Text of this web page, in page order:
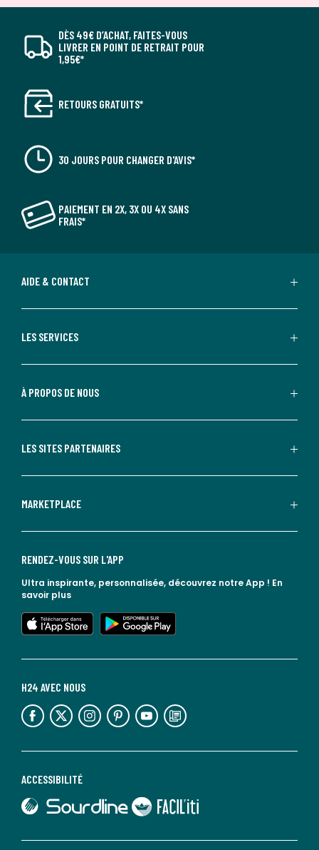
DÈS 49€ D’ACHAT, FAITES-VOUS
LIVRER EN POINT DE RETRAIT POUR
1,95€*
RETOURS GRATUITS*
30 JOURS POUR CHANGER D'AVIS*
PAIEMENT EN 2X, 3X OU 4X SANS
FRAIS*
AIDE & CONTACT
LES SERVICES
À PROPOS DE NOUS
LES SITES PARTENAIRES
MARKETPLACE
ACCESSIBILITÉ
lien vers Sourdline
lien vers Faciliti
H24 AVEC NOUS
lien vers l'espace réseaux sociaux lien vers l'espace réseaux sociaux lien vers l'espace réseaux sociaux lien vers l'espace réseaux sociaux lien vers l'espace réseaux sociaux lien vers le blog la redoute
RENDEZ-VOUS SUR L'APP
Ultra inspirante, personnalisée, découvrez notre App ! En
savoir plus
lien vers l'app store
lien vers google play